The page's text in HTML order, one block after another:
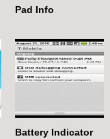
Pad Info
Battery Indicator